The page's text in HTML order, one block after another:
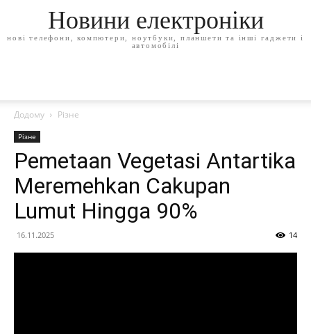
Новини електроніки
нові телефони, компютери, ноутбуки, планшети та інші гаджети і
автомобілі
Додому Різне
Різне
Pemetaan Vegetasi Antartika
Meremehkan Cakupan
Lumut Hingga 90%
16.11.2025 14